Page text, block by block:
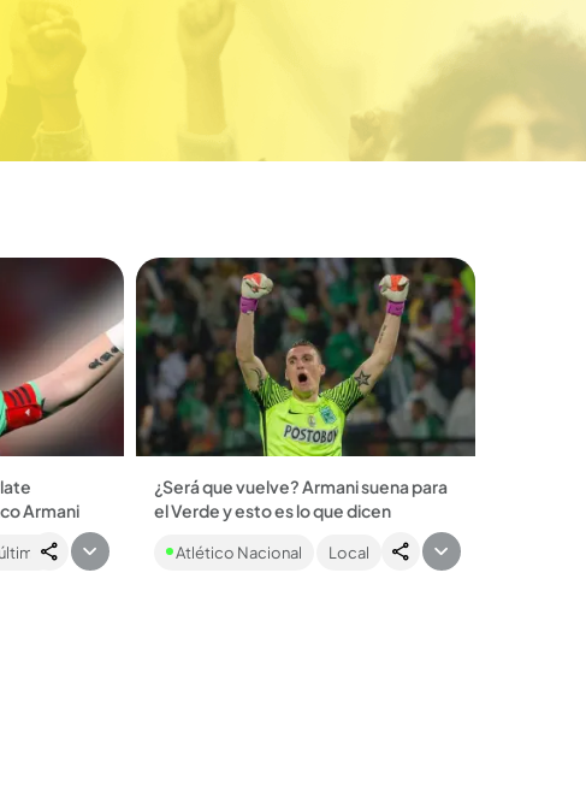
Armani
con
recordó
títulos en la
¿Será que vuelve? Armani suena para
el Verde y esto es lo que dicen
argentino abrió la puerta de
Atlético Nacional Local